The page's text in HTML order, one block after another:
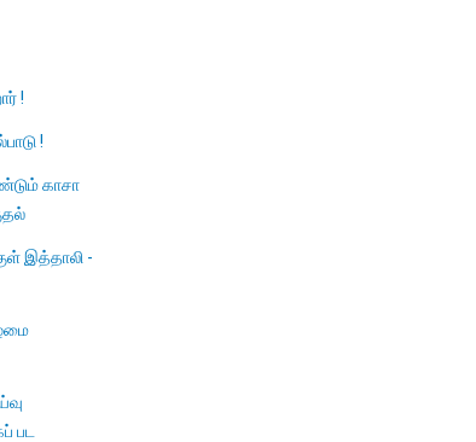
!
!
காசா
இத்தாலி -
பட